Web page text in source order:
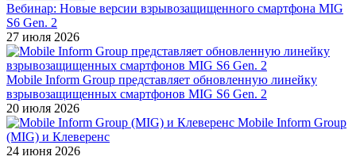
Вебинар: Новые версии взрывозащищенного смартфона MIG
S6 Gen. 2
27 июля 2026
Mobile Inform Group представляет обновленную линейку
взрывозащищенных смартфонов MIG S6 Gen. 2
20 июля 2026
Mobile Inform Group
(MIG) и Клеверенс
24 июня 2026